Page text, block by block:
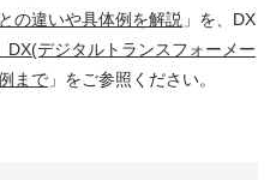
の違いや具体例を解説 」を、DX
DX(デジタルトランスフォーメー
まで 」をご参照ください。